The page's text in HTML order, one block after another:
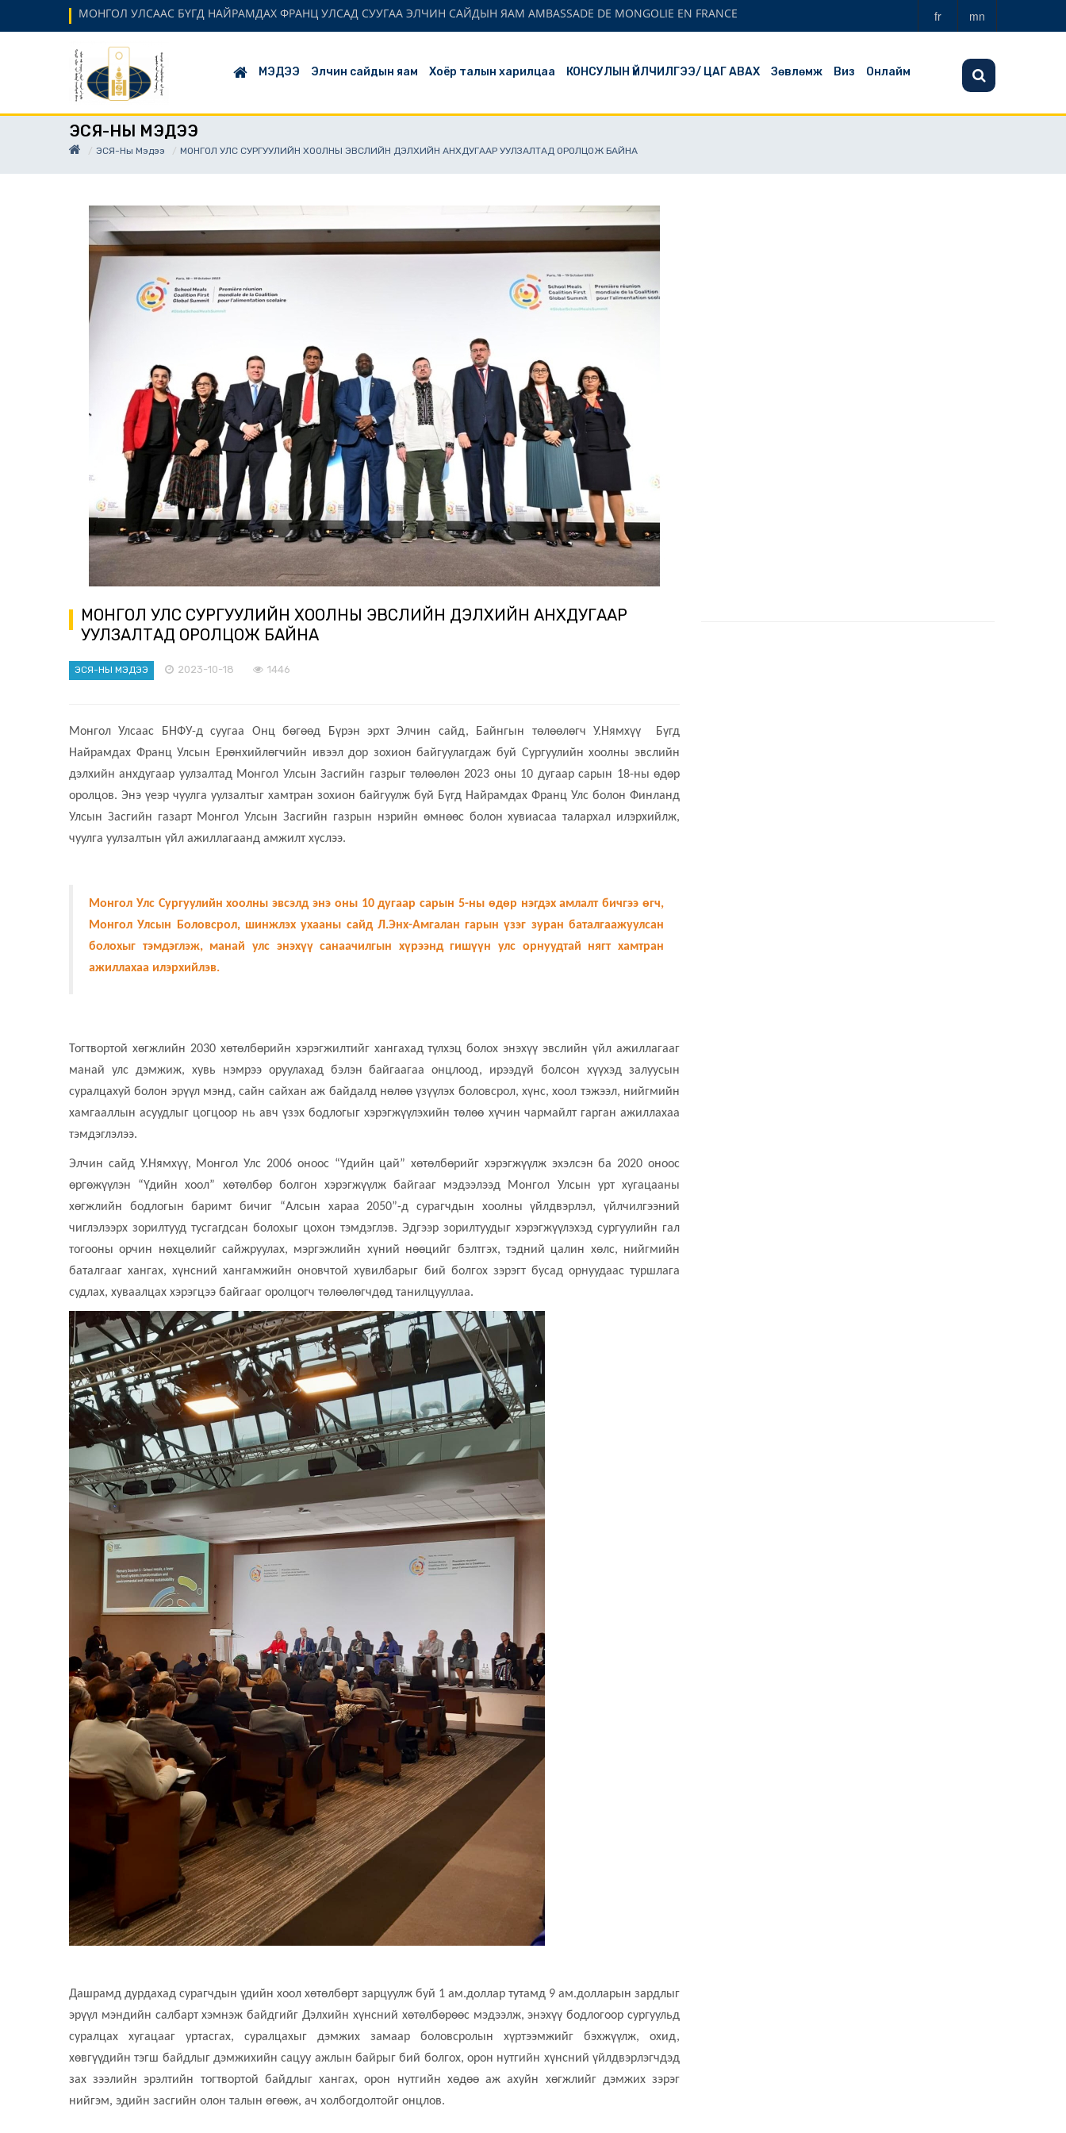
МОНГОЛ УЛСААС БҮГД НАЙРАМДАХ ФРАНЦ УЛСАД СУУГАА ЭЛЧИН САЙДЫН ЯАМ AMBASSADE DE MONGOLIE EN FRANCE fr mn
МЭДЭЭ Элчин сайдын яам Хоёр талын харилцаа КОНСУЛЫН ҮЙЛЧИЛГЭЭ/ ЦАГ АВАХ Зөвлөмж Виз Онлайм
ЭСЯ-НЫ МЭДЭЭ
ЭСЯ-Ны Мэдээ МОНГОЛ УЛС СУРГУУЛИЙН ХООЛНЫ ЭВСЛИЙН ДЭЛХИЙН АНХДУГААР УУЛЗАЛТАД ОРОЛЦОЖ БАЙНА
МОНГОЛ УЛС СУРГУУЛИЙН ХООЛНЫ ЭВСЛИЙН ДЭЛХИЙН АНХДУГААР
УУЛЗАЛТАД ОРОЛЦОЖ БАЙНА
ЭСЯ-НЫ МЭДЭЭ 2023-10-18 1446
Монгол Улсаас БНФУ-д суугаа Онц бөгөөд Бүрэн эрхт Элчин сайд, Байнгын төлөөлөгч У.Нямхүү Бүгд
Найрамдах Франц Улсын Ерөнхийлөгчийн ивээл дор зохион байгуулагдаж буй Сургуулийн хоолны эвслийн
дэлхийн анхдугаар уулзалтад Монгол Улсын Засгийн газрыг төлөөлөн 2023 оны 10 дугаар сарын 18-ны өдөр
оролцов. Энэ үеэр чуулга уулзалтыг хамтран зохион байгуулж буй Бүгд Найрамдах Франц Улс болон Финланд
Улсын Засгийн газарт Монгол Улсын Засгийн газрын нэрийн өмнөөс болон хувиасаа талархал илэрхийлж,
чуулга уулзалтын үйл ажиллагаанд амжилт хүслээ.
Монгол Улс Сургуулийн хоолны эвсэлд энэ оны 10 дугаар сарын 5-ны өдөр нэгдэх амлалт бичгээ өгч,
Монгол Улсын Боловсрол, шинжлэх ухааны сайд Л.Энх-Амгалан гарын үзэг зуран баталгаажуулсан
болохыг тэмдэглэж, манай улс энэхүү санаачилгын хүрээнд гишүүн улс орнуудтай нягт хамтран
ажиллахаа илэрхийлэв.
Тогтвортой хөгжлийн 2030 хөтөлбөрийн хэрэгжилтийг хангахад түлхэц болох энэхүү эвслийн үйл ажиллагааг
манай улс дэмжиж, хувь нэмрээ оруулахад бэлэн байгаагаа онцлоод, ирээдүй болсон хүүхэд залуусын
суралцахуй болон эрүүл мэнд, сайн сайхан аж байдалд нөлөө үзүүлэх боловсрол, хүнс, хоол тэжээл, нийгмийн
хамгааллын асуудлыг цогцоор нь авч үзэх бодлогыг хэрэгжүүлэхийн төлөө хүчин чармайлт гарган ажиллахаа
тэмдэглэлээ.
Элчин сайд У.Нямхүү, Монгол Улс 2006 оноос “Үдийн цай” хөтөлбөрийг хэрэгжүүлж эхэлсэн ба 2020 оноос
өргөжүүлэн “Үдийн хоол” хөтөлбөр болгон хэрэгжүүлж байгааг мэдээлээд Монгол Улсын урт хугацааны
хөгжлийн бодлогын баримт бичиг “Алсын хараа 2050”-д сурагчдын хоолны үйлдвэрлэл, үйлчилгээний
чиглэлээрх зорилтууд тусгагдсан болохыг цохон тэмдэглэв. Эдгээр зорилтуудыг хэрэгжүүлэхэд сургуулийн гал
тогооны орчин нөхцөлийг сайжруулах, мэргэжлийн хүний нөөцийг бэлтгэх, тэдний цалин хөлс, нийгмийн
баталгааг хангах, хүнсний хангамжийн оновчтой хувилбарыг бий болгох зэрэгт бусад орнуудаас туршлага
судлах, хуваалцах хэрэгцээ байгааг оролцогч төлөөлөгчдөд танилцууллаа.
Дашрамд дурдахад сурагчдын үдийн хоол хөтөлбөрт зарцуулж буй 1 ам.доллар тутамд 9 ам.долларын зардлыг
эрүүл мэндийн салбарт хэмнэж байдгийг Дэлхийн хүнсний хөтөлбөрөөс мэдээлж, энэхүү бодлогоор сургуульд
суралцах хугацааг уртасгах, суралцахыг дэмжих замаар боловсролын хүртээмжийг бэхжүүлж, охид,
хөвгүүдийн тэгш байдлыг дэмжихийн сацуу ажлын байрыг бий болгох, орон нутгийн хүнсний үйлдвэрлэгчдэд
зах зээлийн эрэлтийн тогтвортой байдлыг хангах, орон нутгийн хөдөө аж ахуйн хөгжлийг дэмжих зэрэг
нийгэм, эдийн засгийн олон талын өгөөж, ач холбогдолтойг онцлов.